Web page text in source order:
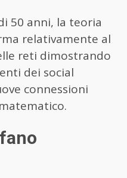
50 anni, la teoria
relativamente al
reti dimostrando
dei social
connessioni